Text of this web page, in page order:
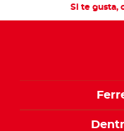
Si te gusta,